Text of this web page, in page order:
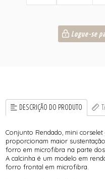
Logue-se
DESCRIÇÃO DO PRODUTO
Conjunto Rendado, mini
proporcionam maior
forro em microfibra na parte dos
A calcinha é um modelo em
forro frontal em microfibra.